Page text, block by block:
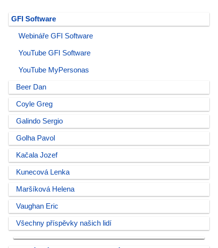
GFI Software
Webináře GFI Software
YouTube GFI Software
YouTube MyPersonas
Beer Dan
Coyle Greg
Galindo Sergio
Golha Pavol
Kačala Jozef
Kunecová Lenka
Maršíková Helena
Vaughan Eric
Všechny příspěvky našich lidí